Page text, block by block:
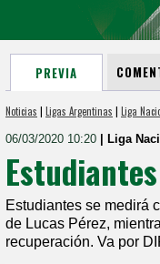
PREVIA
Noticias | Ligas Argentinas | Liga
06/03/2020 10:20 | Liga
Estudiantes se medirá
de Lucas Pérez,
recuperación. Va por